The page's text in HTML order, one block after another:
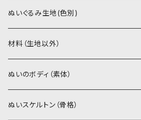
PDFデータ（ダウンロード）
ソフトボア（短毛）
ソフトボア（5mm）
ぬいトリコット
スキンカラー生地
ぬいぐるみ生地(色別)
ソフトボア
スキンカラー系
白系
ぬいトリコット
スキンカラー系
材料（生地以外）
アイロン接着シート
ステッチカラー
ぬいのボディ（素体）
ぬいスケルトン（骨格）